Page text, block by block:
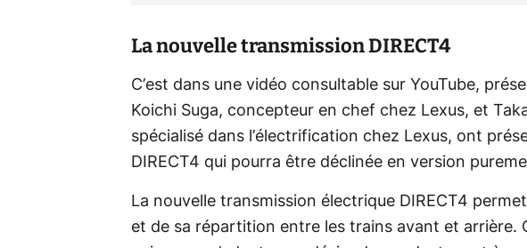
La nouvelle transmission DIRECT4
C’est dans une vidéo consultable sur YouTube,
Koichi Suga, concepteur en chef chez Lexus, et
spécialisé dans l’électrification chez Lexus, ont
DIRECT4 qui pourra être déclinée en version
La nouvelle transmission électrique DIRECT4
et de sa répartition entre les trains avant et arrière.